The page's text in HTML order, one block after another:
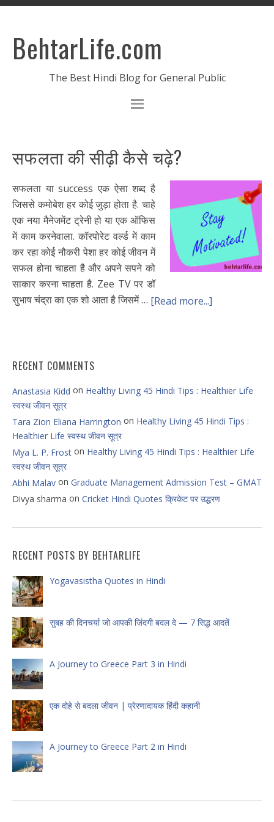
BehtarLife.com
The Best Hindi Blog for General Public
सफलता की सीढ़ी कैसे चढ़े?
सफलता या success एक ऐसा शब्द है
जिससे कमोबेश हर कोई जुड़ा होता है. चाहे
एक नया मैनेजमेंट ट्रेनी हो या एक ऑफिस
में काम करनेवाला. कॉरपोरेट वर्ल्ड में काम
कर रहा कोई नौकरी पेशा हर कोई जीवन में
सफल होना चाहता है और अपने सपने को
साकार करना चाहता है. Zee TV पर डॉ
सुभाष चंद्रा का एक शो आता है जिसमें … [Read more...]
RECENT COMMENTS
Anastasia Kidd on Healthy Living 45 Hindi Tips : Healthier Life
स्वस्थ जीवन सूत्र
Tara Zion Eliana Harrington on Healthy Living 45 Hindi Tips :
Healthier Life स्वस्थ जीवन सूत्र
Mya L. P. Frost on Healthy Living 45 Hindi Tips : Healthier Life
स्वस्थ जीवन सूत्र
Abhi Malav on Graduate Management Admission Test – GMAT
Divya sharma on Cricket Hindi Quotes क्रिकेट पर उद्धरण
RECENT POSTS BY BEHTARLIFE
Yogavasistha Quotes in Hindi
सुबह की दिनचर्या जो आपकी ज़िंदगी बदल दे — 7 सिद्ध आदतें
A Journey to Greece Part 3 in Hindi
एक दोहे से बदला जीवन | प्रेरणादायक हिंदी कहानी
A Journey to Greece Part 2 in Hindi